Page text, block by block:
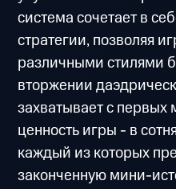
система сочетает в
стратегии, позволяя
различными стилями
вторжении
захватывает с первых
ценность игры - в
каждый из которых
законченную мини-